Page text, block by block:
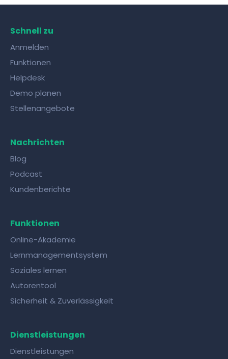
Schnell zu
Anmelden
Funktionen
Helpdesk
Demo planen
Stellenangebote
Nachrichten
Blog
Podcast
Kundenberichte
Funktionen
Online-Akademie
Lernmanagementsystem
Soziales lernen
Autorentool
Sicherheit & Zuverlässigkeit
Dienstleistungen
Dienstleistungen